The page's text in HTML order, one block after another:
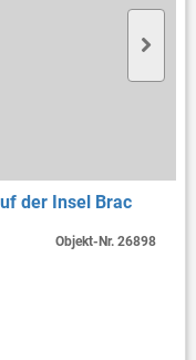
der Insel Brac
Objekt-Nr.26898